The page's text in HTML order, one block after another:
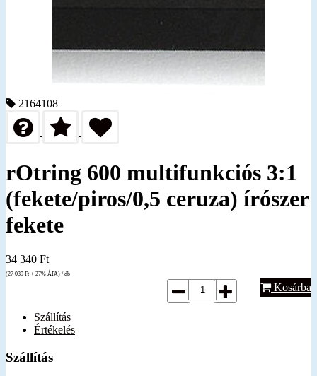
2164108
rOtring 600 multifunkciós 3:1
(fekete/piros/0,5 ceruza) írószer
fekete
34 340 Ft
(27 039 Ft + 27% ÁFA) / db
Kosárba
Szállítás
Értékelés
Szállítás